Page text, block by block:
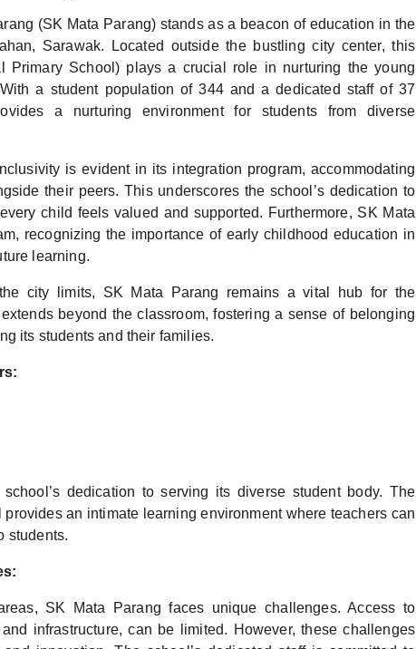
(SK Mata Parang) stands as a beacon of education in the
Sarawak. Located outside the bustling city center, this
Primary School) plays a crucial role in nurturing the young
a student population of 344 and a dedicated staff of 37
a nurturing environment for students from diverse
is evident in its integration program, accommodating
their peers. This underscores the school’s dedication to
child feels valued and supported. Furthermore, SK Mata
recognizing the importance of early childhood education in
learning.
city limits, SK Mata Parang remains a vital hub for the
beyond the classroom, fostering a sense of belonging
its students and their families.
dedication to serving its diverse student body. The
an intimate learning environment where teachers can
students.
SK Mata Parang faces unique challenges. Access to
infrastructure, can be limited. However, these challenges